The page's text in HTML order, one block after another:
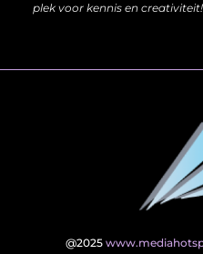
plek voor kennis en creativiteit!
@2025